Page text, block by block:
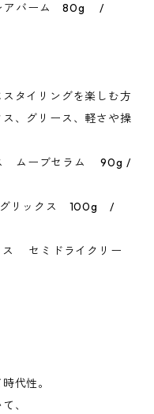
アバーム 80g /
タイリングを楽しむ方
、グリース、軽さや操
ムーブセラム 90g /
リックス 100g /
ス セミドライクリー
代性。
、